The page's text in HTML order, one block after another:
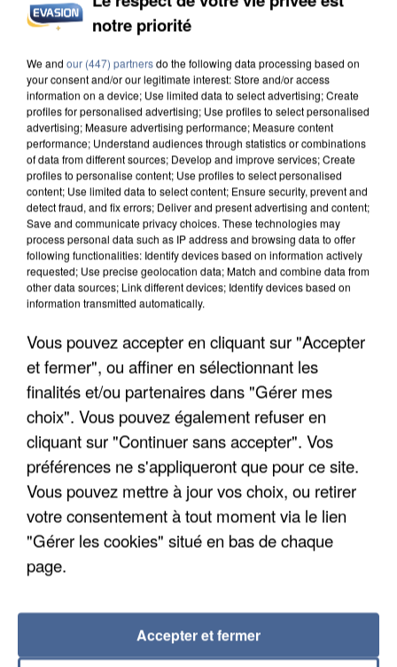
UNE TOURISTE DE L’OISE EMPORTÉE PAR UNE
LES DONNÉES DE 300 000 CLIENTS DÉROBÉES À
INTERMARCHÉ APRÈS UNE...
notre priorité
We and our (447) partnersdo the following data processing based on
your consent and/or our legitimate interest: Store and/or access
information on a device; Use limited data to select advertising; Create
profiles for personalised advertising; Use profiles to select personalised
advertising; Measure advertising performance; Measure content
performance; Understand audiences through statistics or combinations
of data from different sources; Develop and improve services; Create
profiles to personalise content; Use profiles to select personalised
content; Use limited data to select content; Ensure security, prevent and
detect fraud, and fix errors; Deliver and present advertising and content;
Save and communicate privacy choices. These technologies may
process personal data such as IP address and browsing data to offer
following functionalities: Identify devices based on information actively
requested; Use precise geolocation data; Match and combine data from
other data sources; Link different devices; Identify devices based on
information transmitted automatically.
Vous pouvez accepter en cliquant sur "Accepter
et fermer", ou affiner en sélectionnant les
finalités et/ou partenaires dans "Gérer mes
choix". Vous pouvez également refuser en
cliquant sur "Continuer sans accepter". Vos
préférences ne s'appliqueront que pour ce site.
Vous pouvez mettre à jour vos choix, ou retirer
votre consentement à tout moment via le lien
"Gérer les cookies" situé en bas de chaque
page.
Accepter et fermer